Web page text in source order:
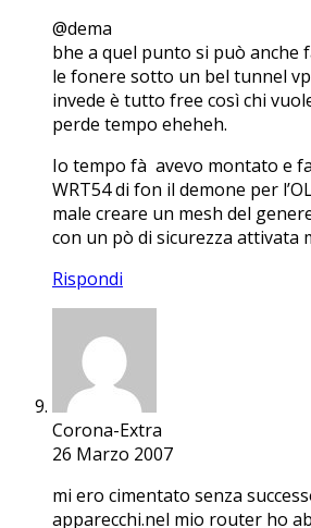
@dema
bhe a quel punto si può anche
le fonere sotto un bel tunnel
invede è tutto free così chi
perde tempo eheheh.
Io tempo fà avevo montato e
WRT54 di fon il demone per
male creare un mesh del
con un pò di sicurezza attivata
Rispondi
Corona-Extra
26 Marzo 2007
mi ero cimentato senza
apparecchi.nel mio router ho